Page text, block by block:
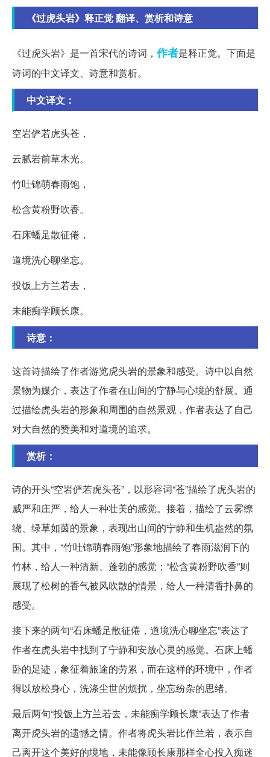
《过虎头岩》释正觉 翻译、赏析和诗意
《过虎头岩》是一首宋代的诗词，作者是释正觉。下面是
诗词的中文译文、诗意和赏析。
中文译文：
空岩俨若虎头苍，
云腻岩前草木光。
竹吐锦萌春雨饱，
松含黄粉野吹香。
石床蟠足散征倦，
道境洗心聊坐忘。
投饭上方兰若去，
未能痴学顾长康。
诗意：
这首诗描绘了作者游览虎头岩的景象和感受。诗中以自然
景物为媒介，表达了作者在山间的宁静与心境的舒展。通
过描绘虎头岩的形象和周围的自然景观，作者表达了自己
对大自然的赞美和对道境的追求。
赏析：
诗的开头“空岩俨若虎头苍”，以形容词“苍”描绘了虎头岩的
威严和庄严，给人一种壮美的感觉。接着，描绘了云雾缭
绕、绿草如茵的景象，表现出山间的宁静和生机盎然的氛
围。其中，“竹吐锦萌春雨饱”形象地描绘了春雨滋润下的
竹林，给人一种清新、蓬勃的感觉；“松含黄粉野吹香”则
展现了松树的香气被风吹散的情景，给人一种清香扑鼻的
感受。
接下来的两句“石床蟠足散征倦，道境洗心聊坐忘”表达了
作者在虎头岩中找到了宁静和安放心灵的感觉。石床上蟠
卧的足迹，象征着旅途的劳累，而在这样的环境中，作者
得以放松身心，洗涤尘世的烦扰，坐忘纷杂的思绪。
最后两句“投饭上方兰若去，未能痴学顾长康”表达了作者
离开虎头岩的遗憾之情。作者将虎头岩比作兰若，表示自
己离开这个美好的境地，未能像顾长康那样全心投入痴迷